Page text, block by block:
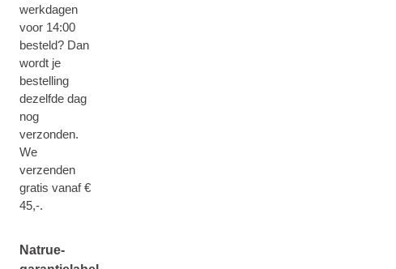
werkdagen
voor 14:00
besteld? Dan
wordt je
bestelling
dezelfde dag
nog
verzonden.
We
verzenden
gratis vanaf €
45,-.
Natrue-